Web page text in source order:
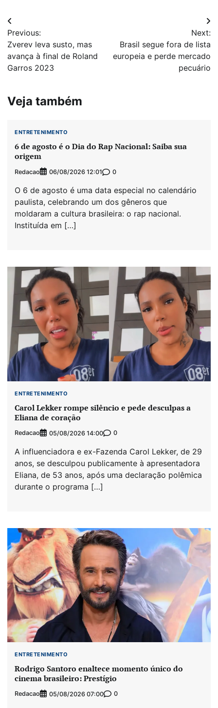
Navegação
de
Post
Previous:
Zverev leva susto, mas
avança à final de Roland
Garros 2023
Next:
Brasil segue fora de lista
europeia e perde mercado
pecuário
Veja também
ENTRETENIMENTO
6 de agosto é o Dia do Rap Nacional: Saiba sua
origem
Redacao 06/08/2026 12:01 0
O 6 de agosto é uma data especial no calendário
paulista, celebrando um dos gêneros que
moldaram a cultura brasileira: o rap nacional.
Instituída em […]
ENTRETENIMENTO
Carol Lekker rompe silêncio e pede desculpas a
Eliana de coração
Redacao 05/08/2026 14:00 0
A influenciadora e ex-Fazenda Carol Lekker, de 29
anos, se desculpou publicamente à apresentadora
Eliana, de 53 anos, após uma declaração polêmica
durante o programa […]
ENTRETENIMENTO
Rodrigo Santoro enaltece momento único do
cinema brasileiro: Prestígio
Redacao 05/08/2026 07:00 0